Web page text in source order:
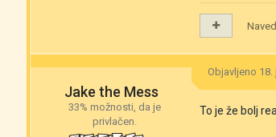
Jake the Mess
33% možnosti, da je
privlačen.
Objavljeno 18.
To je že bolj